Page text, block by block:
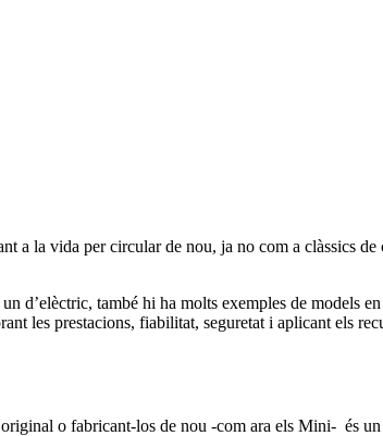
a la vida per circular de nou, ja no com a clàssics de
d’elèctric, també hi ha molts exemples de models en
les prestacions, fiabilitat, seguretat i aplicant els
o fabricant-los de nou -com ara els Mini- és